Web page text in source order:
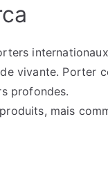
vivante. Porter
profondes.
mais